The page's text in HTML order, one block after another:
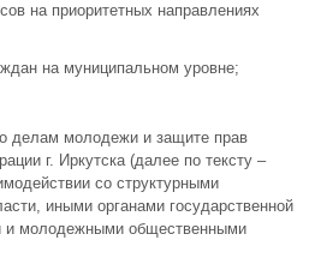
на приоритетных направлениях
на муниципальном уровне;
делам молодежи и защите прав
г. Иркутска (далее по тексту –
со структурными
иными органами государственной
и молодежными общественными